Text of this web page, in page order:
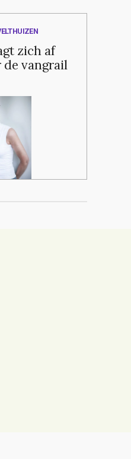
zich af
de vangrail